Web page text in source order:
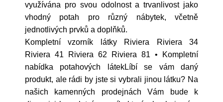
využívána pro svou odolnost a trvanlivost jako
vhodný potah pro různý nábytek, včetně
jednotlivých prvků a doplňků.
Kompletní vzorník látky Riviera Riviera 34
Riviera 41 Riviera 62 Riviera 81 • Kompletní
nabídka potahových látekLíbí se vám daný
produkt, ale rádi by jste si vybrali jinou látku? Na
našich kamenných prodejnách Vám bude k